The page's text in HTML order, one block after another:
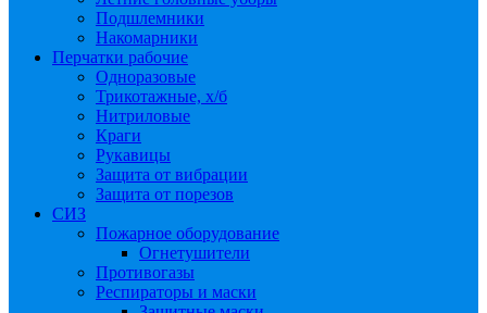
Подшлемники
Накомарники
Перчатки рабочие
Одноразовые
Трикотажные, х/б
Нитриловые
Краги
Рукавицы
Защита от вибрации
Защита от порезов
СИЗ
Пожарное оборудование
Огнетушители
Противогазы
Респираторы и маски